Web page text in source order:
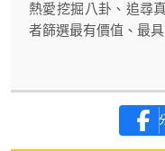
熱愛挖掘八卦、追尋
者篩選最有價值、最